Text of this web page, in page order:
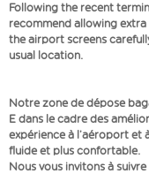
Following the recent
recommend allowing
the airport screens
usual location.
Notre zone de dépose
E dans le cadre des
expérience à l’aéroport et
fluide et plus confortable.
Nous vous invitons à